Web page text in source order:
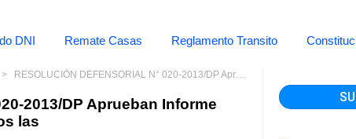
DNI Remate Casas Reglamento Transito
RESOLUCIÓN DEFENSORIAL N° 020-2013/DP Aprueban Informe Defensorial N° 164: "¡Fortalezcamos las
2013/DP Aprueban Informe
las